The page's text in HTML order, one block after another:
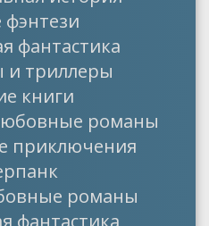
фэнтези
фантастика
и триллеры
книги
романы
приключения
романы
фантастика